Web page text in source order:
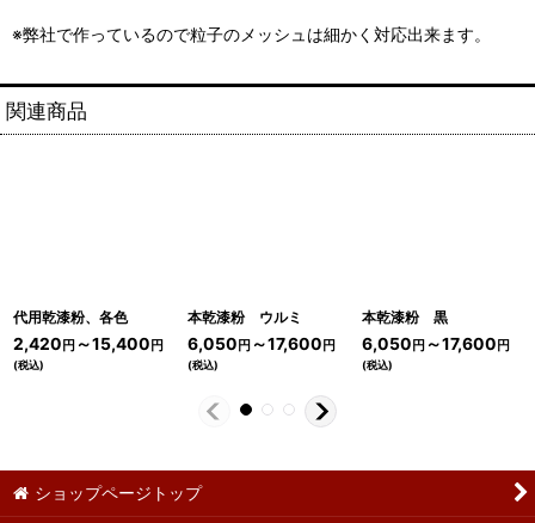
※弊社で作っているので粒子のメッシュは細かく対応出来ます。
関連商品
代用乾漆粉、各色
2,420 円 ～15,400 円
(税込)
本乾漆粉 ウルミ
6,050 円 ～17,600 円
(税込)
本乾漆粉 黒
6,050 円 ～17,600 円
(税込)
ショップページトップ